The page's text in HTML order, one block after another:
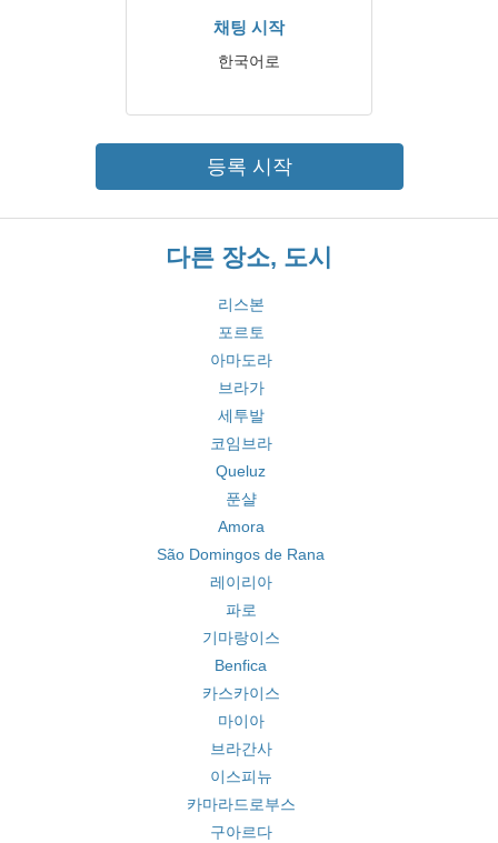
채팅 시작
한국어로
등록 시작
다른 장소, 도시
리스본
포르토
아마도라
브라가
세투발
코임브라
Queluz
푼샬
Amora
São Domingos de Rana
레이리아
파로
기마랑이스
Benfica
카스카이스
마이아
브라간사
이스피뉴
카마라드로부스
구아르다